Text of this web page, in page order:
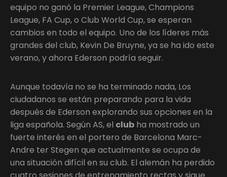
equipo no ganó la Premier League, Champions
League, FA Cup, o Club World Cup, se esperan
cambios en todo el equipo. Uno de los líderes más
grandes del club, Kevin De Bruyne, ya se ha ido este
verano, y ahora Ederson podría seguir.
Aunque todavía no se ha terminado nada, Los
ciudadanos se están preparando para la vida
después de Ederson explorando sus opciones en la
liga española. Según AS, el club ha mostrado un
fuerte interés en el portero de Barcelona Marc-
Andre ter Stegen que actualmente se ocupa de
una situación difícil en su club. El alemán ha perdido